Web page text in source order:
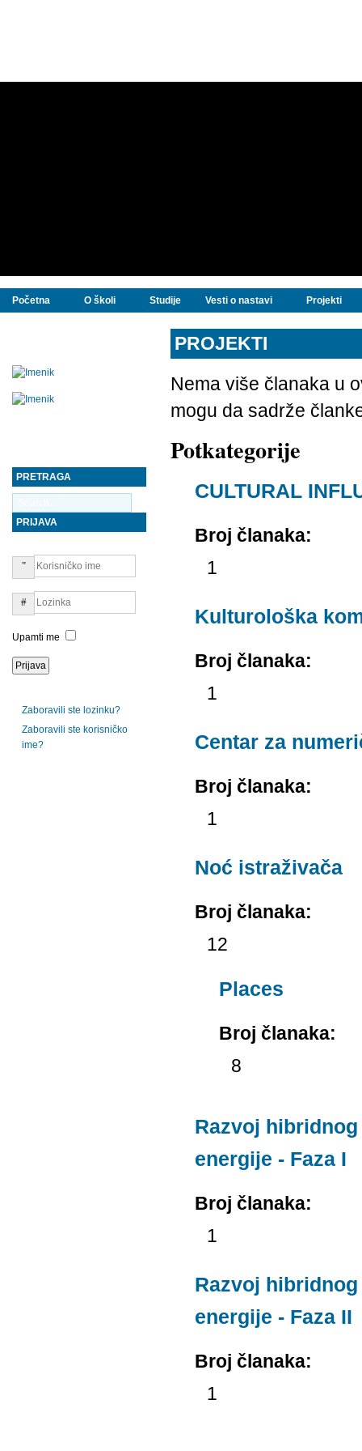
Početna O školi Studije Vesti o nastavi Projekti
PROJEKTI
Nema više članaka u
mogu da sadrže
Potkategorije
CULTURAL
Broj članaka:
1
Kulturološka
Broj članaka:
1
Centar za
Broj članaka:
1
Noć istraživača
Broj članaka:
12
Places
Broj članaka:
8
Razvoj
energije - Faza I
Broj članaka:
1
Razvoj
energije - Faza II
Broj članaka:
1
PRETRAGA
PRIJAVA
Upamti me
Zaboravili ste lozinku?
Zaboravili ste korisničko
ime?